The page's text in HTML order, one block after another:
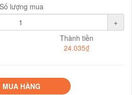
Số lượng mua
+
Thành tiền
24.035₫
MUA HÀNG